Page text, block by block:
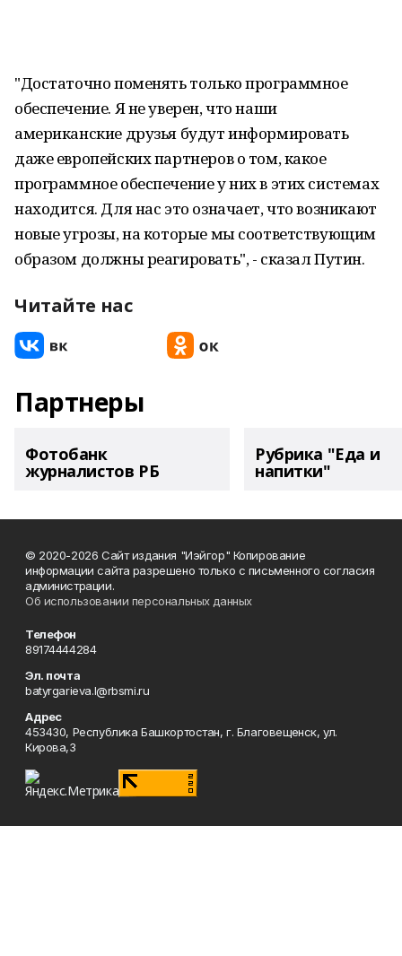
"Достаточно поменять только программное
обеспечение. Я не уверен, что наши
американские друзья будут информировать
даже европейских партнеров о том, какое
программное обеспечение у них в этих системах
находится. Для нас это означает, что возникают
новые угрозы, на которые мы соответствующим
образом должны реагировать", - сказал Путин.
Читайте нас
Партнеры
Фотобанк
журналистов РБ
Рубрика "Еда и
напитки"
© 2020-2026 Сайт издания "Иэйгор" Копирование
информации сайта разрешено только с письменного согласия
администрации.
Об использовании персональных данных
Телефон
89174444284
Эл. почта
batyrgarieva.l@rbsmi.ru
Адрес
453430, Республика Башкортостан, г. Благовещенск, ул.
Кирова,3